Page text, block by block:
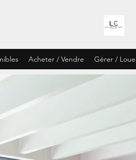
Acheter / Vendre Gérer /